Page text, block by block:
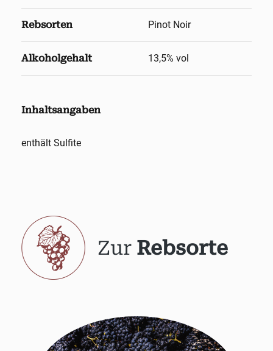
Rebsorten Pinot Noir
Alkoholgehalt 13,5% vol
Inhaltsangaben
enthält Sulfite
Zur Rebsorte